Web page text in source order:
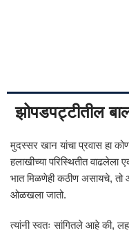
झोपडपट्टीतील
मुदस्सर खान यांचा प्रवास हा
हलाखीच्या परिस्थितीत वाढलेला
भात मिळणेही कठीण असायचे, तो
ओळखला जातो.
त्यांनी स्वतः सांगितले आहे की,